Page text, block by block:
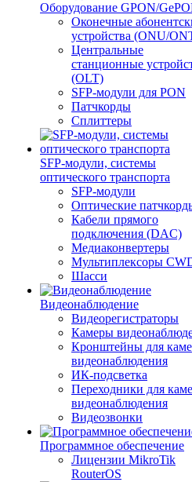
Оборудование GPON/
Оконечные
устройства (ONU/
Центральные
станционные
(OLT)
SFP-модули для PON
Патчкорды
Сплиттеры
SFP-модули, системы
оптического транспорта
SFP-модули
Оптические
Кабели прямого
подключения (DAC)
Медиаконвертеры
Мультиплексоры
Шасси
Видеонаблюдение
Видеорегистраторы
Камеры
Кронштейны для
видеонаблюдения
ИК-подсветка
Переходники для
видеонаблюдения
Видеозвонки
Программное обеспечение
Лицензии MikroTik
RouterOS